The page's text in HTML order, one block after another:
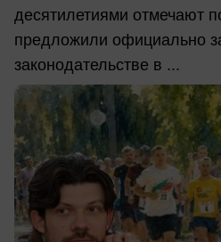
десятилетиями отмечают
предложили официально
законодательстве в ...